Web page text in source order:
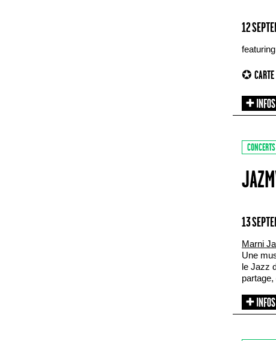
12
featuring
✪ CARTE
CONCERTS
13
Marni
Une
le Jazz